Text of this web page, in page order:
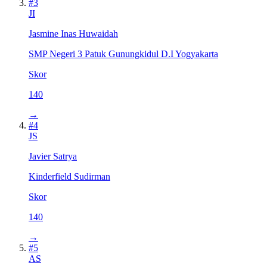
#3
JI
Jasmine Inas Huwaidah
SMP Negeri 3 Patuk Gunungkidul D.I Yogyakarta
Skor
140
→
#4
JS
Javier Satrya
Kinderfield Sudirman
Skor
140
→
#5
AS